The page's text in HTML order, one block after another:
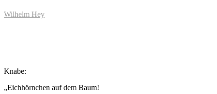
Wilhelm Hey
Knabe:
„Eichhörnchen auf dem Baum!